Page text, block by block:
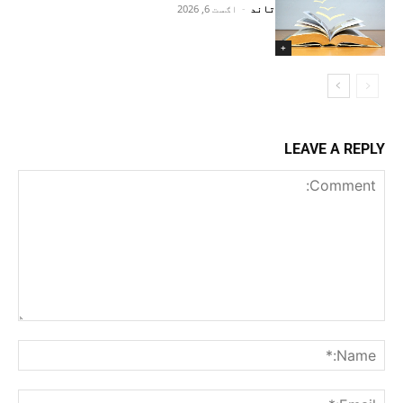
+
تاند - اګست 6, 2026
LEAVE A REPLY